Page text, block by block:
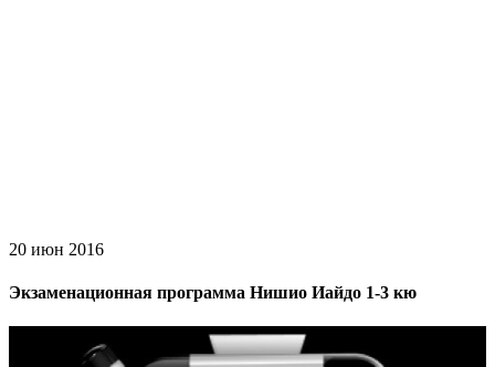
20 июн 2016
Экзаменационная программа Нишио Иайдо 1-3 кю